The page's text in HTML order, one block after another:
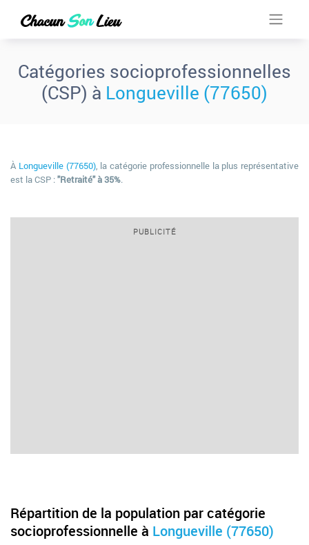
Catégories socioprofessionnelles
(CSP) à Longueville (77650)
À Longueville (77650), la catégorie professionnelle la plus représentative
est la CSP :"Retraité" à 35%.
PUBLICITÉ
Répartition de la population par catégorie
socioprofessionnelle à Longueville (77650)